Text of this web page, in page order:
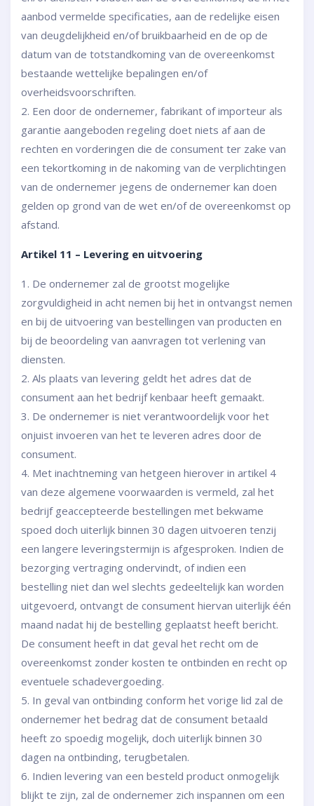
aanbod vermelde specificaties, aan de redelijke eisen
van deugdelijkheid en/of bruikbaarheid en de op de
datum van de totstandkoming van de overeenkomst
bestaande wettelijke bepalingen en/of
overheidsvoorschriften.
2. Een door de ondernemer, fabrikant of importeur als
garantie aangeboden regeling doet niets af aan de
rechten en vorderingen die de consument ter zake van
een tekortkoming in de nakoming van de verplichtingen
van de ondernemer jegens de ondernemer kan doen
gelden op grond van de wet en/of de overeenkomst op
afstand.
Artikel 11 – Levering en uitvoering
1. De ondernemer zal de grootst mogelijke
zorgvuldigheid in acht nemen bij het in ontvangst nemen
en bij de uitvoering van bestellingen van producten en
bij de beoordeling van aanvragen tot verlening van
diensten.
2. Als plaats van levering geldt het adres dat de
consument aan het bedrijf kenbaar heeft gemaakt.
3. De ondernemer is niet verantwoordelijk voor het
onjuist invoeren van het te leveren adres door de
consument.
4. Met inachtneming van hetgeen hierover in artikel 4
van deze algemene voorwaarden is vermeld, zal het
bedrijf geaccepteerde bestellingen met bekwame
spoed doch uiterlijk binnen 30 dagen uitvoeren tenzij
een langere leveringstermijn is afgesproken. Indien de
bezorging vertraging ondervindt, of indien een
bestelling niet dan wel slechts gedeeltelijk kan worden
uitgevoerd, ontvangt de consument hiervan uiterlijk één
maand nadat hij de bestelling geplaatst heeft bericht.
De consument heeft in dat geval het recht om de
overeenkomst zonder kosten te ontbinden en recht op
eventuele schadevergoeding.
5. In geval van ontbinding conform het vorige lid zal de
ondernemer het bedrag dat de consument betaald
heeft zo spoedig mogelijk, doch uiterlijk binnen 30
dagen na ontbinding, terugbetalen.
6. Indien levering van een besteld product onmogelijk
blijkt te zijn, zal de ondernemer zich inspannen om een